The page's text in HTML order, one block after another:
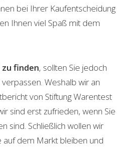
bei Ihrer Kaufentscheidung
Ihnen viel Spaß mit dem
finden, sollten Sie jedoch
Weshalb wir an
von Stiftung Warentest
sind erst zufrieden, wenn Sie
sind. Schließlich wollen wir
auf dem Markt bleiben und